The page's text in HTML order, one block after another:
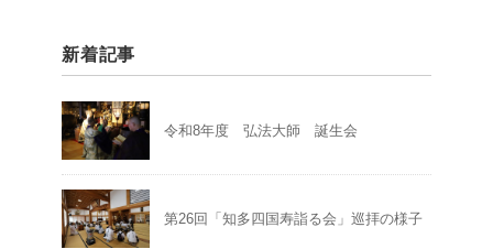
新着記事
令和8年度 弘法大師 誕生会
第26回「知多四国寿詣る会」巡拝の様子